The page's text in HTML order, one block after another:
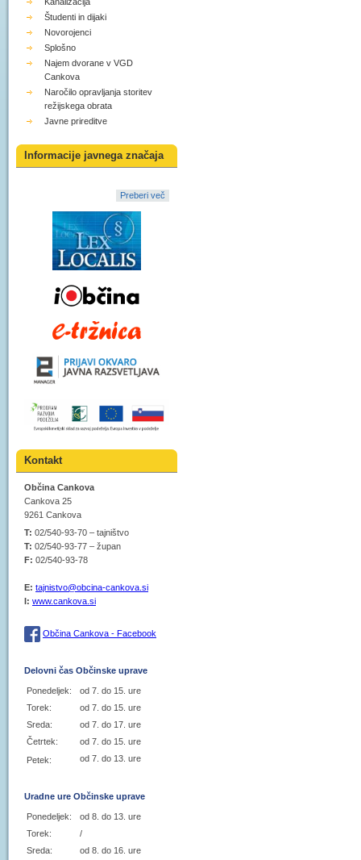
Kanalizacija
Študenti in dijaki
Novorojenci
Splošno
Najem dvorane v VGD
Cankova
Naročilo opravljanja storitev
režijskega obrata
Javne prireditve
Informacije javnega značaja
Preberi več
Kontakt
Občina Cankova
Cankova 25
9261 Cankova
T: 02/540-93-70 – tajništvo
T: 02/540-93-77 – župan
F: 02/540-93-78
E: tajnistvo@obcina-cankova.si
I: www.cankova.si
Občina Cankova - Facebook
Delovni čas Občinske uprave
Ponedeljek:
od 7. do 15. ure
Torek:
od 7. do 15. ure
Sreda:
od 7. do 17. ure
Četrtek:
od 7. do 15. ure
Petek:
od 7. do 13. ure
Uradne ure Občinske uprave
Ponedeljek:
od 8. do 13. ure
Torek:
/
Sreda:
od 8. do 16. ure